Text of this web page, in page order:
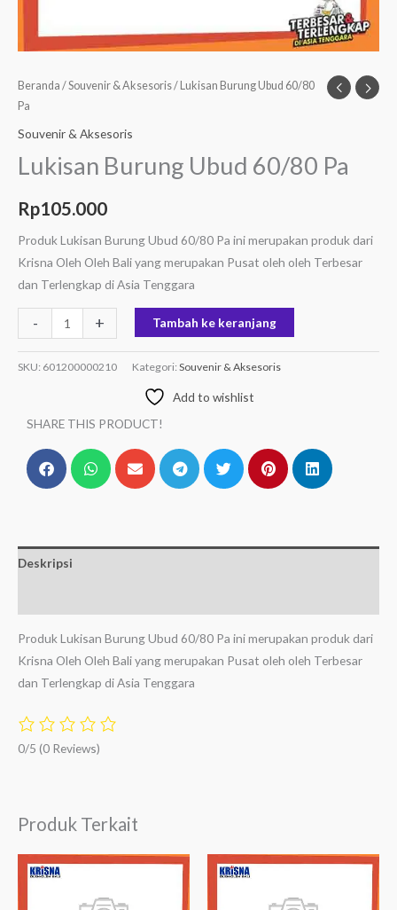
Beranda /Souvenir & Aksesoris/ Lukisan Burung Ubud 60/80
Pa
Souvenir & Aksesoris
Lukisan Burung Ubud 60/80 Pa
Rp105.000
Produk Lukisan Burung Ubud 60/80 Pa ini merupakan produk dari
Krisna Oleh Oleh Bali yang merupakan Pusat oleh oleh Terbesar
dan Terlengkap di Asia Tenggara
- + Tambah ke keranjang
SKU: 601200000210 Kategori: Souvenir & Aksesoris
Add to wishlist
SHARE THIS PRODUCT!
Deskripsi
Produk Lukisan Burung Ubud 60/80 Pa ini merupakan produk dari
Krisna Oleh Oleh Bali yang merupakan Pusat oleh oleh Terbesar
dan Terlengkap di Asia Tenggara
0/5 (0 Reviews)
Produk Terkait